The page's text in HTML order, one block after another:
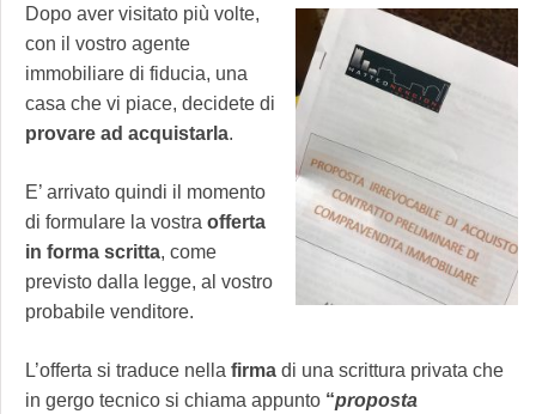
Dopo aver visitato più volte,
con il vostro agente
immobiliare di fiducia, una
casa che vi piace, decidete di
provare ad acquistarla.
E’ arrivato quindi il momento
di formulare la vostra offerta
in forma scritta, come
previsto dalla legge, al vostro
probabile venditore.
L’offerta si traduce nella firma di una scrittura privata che
in gergo tecnico si chiama appunto “proposta